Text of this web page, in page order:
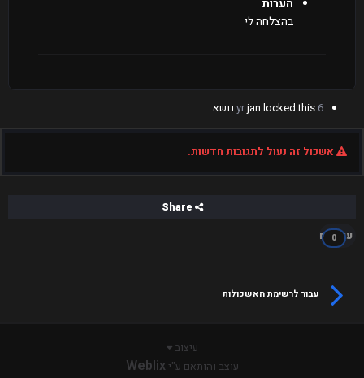
הערות
בהצלחה לי
6 yr
jan locked this נושא
אשכול זה נעול לתגובות חדשות.
עוקבים
0
עבור לרשימת האשכולות
עיצוב
עוצב והותאם ע"יWeblix